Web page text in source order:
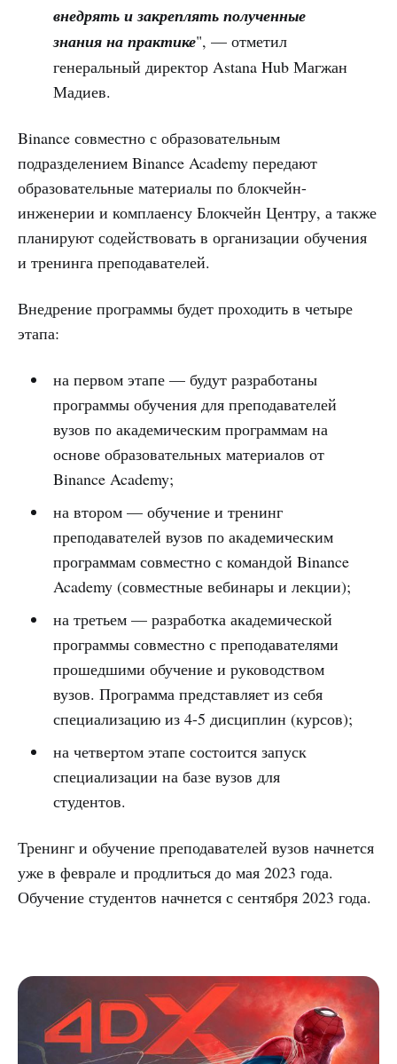
внедрять и закреплять полученные
знания на практике", — отметил
генеральный директор Astana Hub Магжан
Мадиев.
Binance совместно с образовательным
подразделением Binance Academy передают
образовательные материалы по блокчейн-
инженерии и комплаенсу Блокчейн Центру, а также
планируют содействовать в организации обучения
и тренинга преподавателей.
Внедрение программы будет проходить в четыре
этапа:
на первом этапе — будут разработаны
программы обучения для преподавателей
вузов по академическим программам на
основе образовательных материалов от
Binance Academy;
на втором — обучение и тренинг
преподавателей вузов по академическим
программам совместно с командой Binance
Academy (совместные вебинары и лекции);
на третьем — разработка академической
программы совместно с преподавателями
прошедшими обучение и руководством
вузов. Программа представляет из себя
специализацию из 4-5 дисциплин (курсов);
на четвертом этапе состоится запуск
специализации на базе вузов для
студентов.
Тренинг и обучение преподавателей вузов начнется
уже в феврале и продлиться до мая 2023 года.
Обучение студентов начнется с сентября 2023 года.